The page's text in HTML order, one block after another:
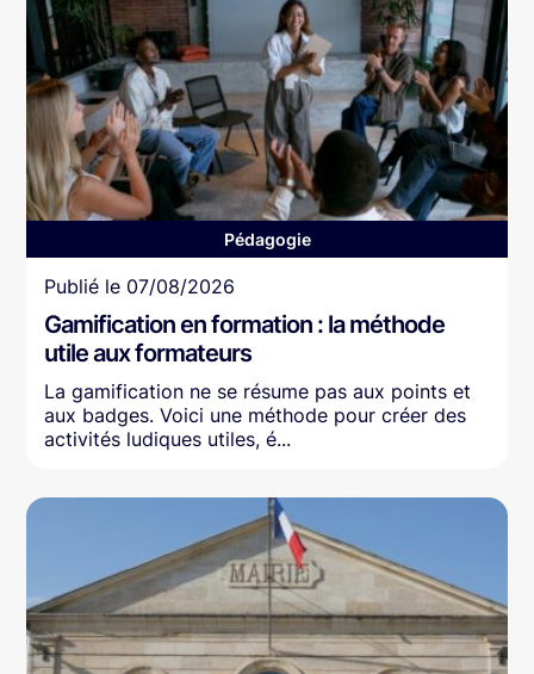
Pédagogie
Article
Publié le 07/08/2026
Gamification en formation : la méthode
utile aux formateurs
La gamification ne se résume pas aux points et
aux badges. Voici une méthode pour créer des
activités ludiques utiles, é...